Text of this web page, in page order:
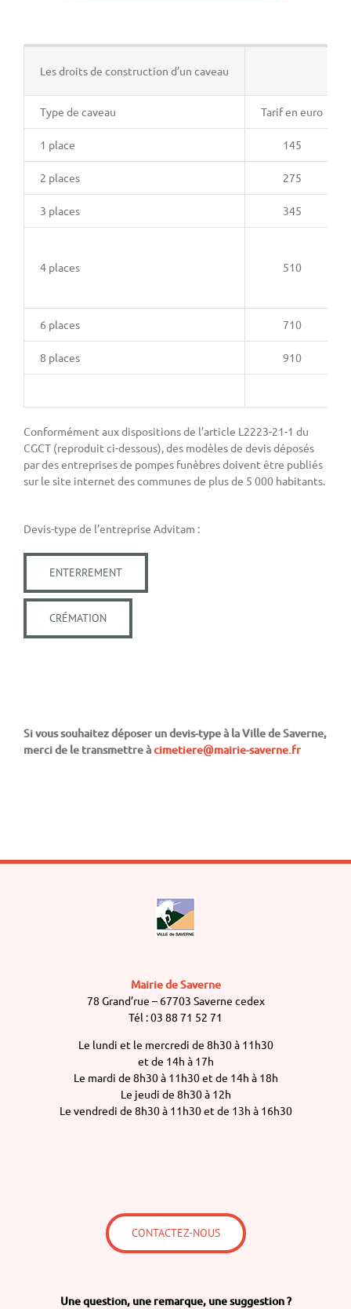
Les droits de construction d’un caveau
Type de caveau Tarif en euro
1 place 145
2 places 275
3 places 345
4 places 510
6 places 710
8 places 910
Conformément aux dispositions de l’article L2223-21-1 du
CGCT (reproduit ci-dessous), des modèles de devis déposés
par des entreprises de pompes funèbres doivent être publiés
sur le site internet des communes de plus de 5 000 habitants.
Devis-type de l’entreprise Advitam :
ENTERREMENT
CRÉMATION
Si vous souhaitez déposer un devis-type à la Ville de Saverne,
merci de le transmettre àcimetiere@mairie-saverne.fr
Mairie de Saverne
78 Grand’rue – 67703 Saverne cedex
Tél : 03 88 71 52 71
Le lundi et le mercredi de 8h30 à 11h30
et de 14h à 17h
Le mardi de 8h30 à 11h30 et de 14h à 18h
Le jeudi de 8h30 à 12h
Le vendredi de 8h30 à 11h30 et de 13h à 16h30
CONTACTEZ-NOUS
Une question, une remarque, une suggestion ?